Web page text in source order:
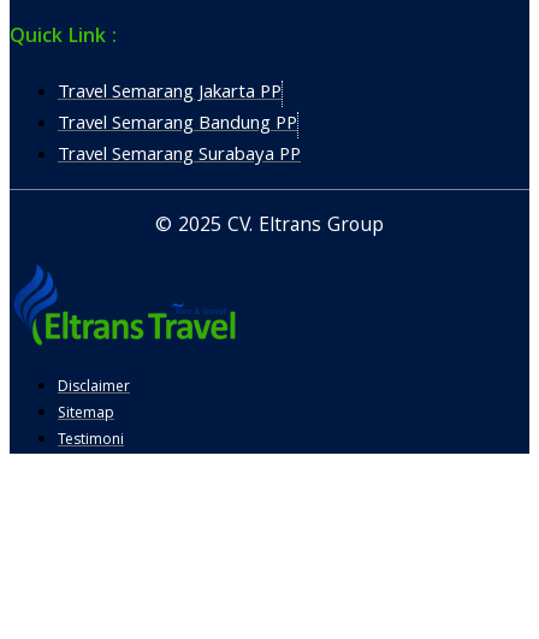
Quick Link :
Travel Semarang Jakarta PP
Travel Semarang Bandung PP
Travel Semarang Surabaya PP
© 2025 CV. Eltrans Group
Disclaimer
Sitemap
Testimoni